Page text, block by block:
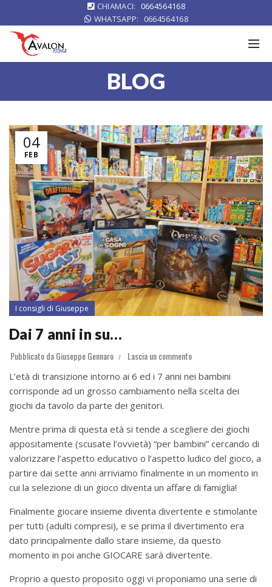
CHIAMACI:
0664564168
WHATSAPP:
0664564168
BLOG
04
FEB
I consigli di Giuseppe
Dai 7 anni in su…
Pubblicato daGiuseppe Gennaro Lascia un commento
L’età di transizione intorno ai 6 ed i 7 anni nei bambini
corrisponde ad un grosso cambiamento nella scelta dei
giochi da tavolo da parte dei genitori.
Mentre prima di questa età si tende a scegliere dei giochi
appositamente (scusate l’ovvietà) “per bambini” cercando di
valorizzare l’aspetto educativo o l’aspetto ludico del gioco, a
partire dai sette anni arriviamo finalmente in un momento in
cui la selezione di un gioco diventa un affare di famiglia!
Finalmente giocare insieme diventa divertente e stimolante
per tutti (adulti compresi), e se prima il divertimento era
dato principalmente dallo stare insieme, da questo
momento in poi anche GIOCARE sarà divertente.
Proprio a questo proposito oggi vi proponiamo una serie di